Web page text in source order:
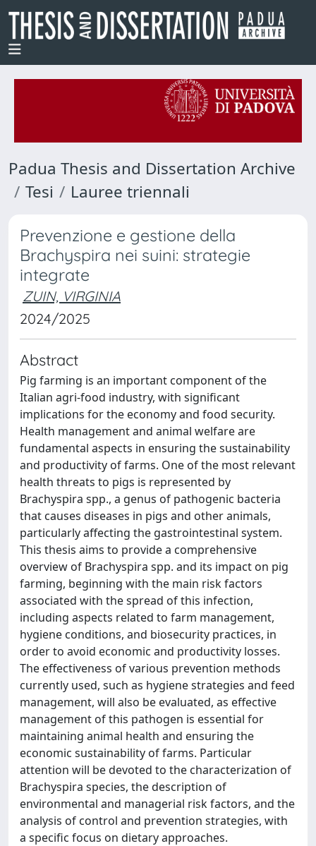
Padua Thesis and Dissertation Archive
Tesi
Lauree triennali
Prevenzione e gestione della
Brachyspira nei suini: strategie
integrate
ZUIN, VIRGINIA
2024/2025
Abstract
Pig farming is an important component of the
Italian agri-food industry, with significant
implications for the economy and food security.
Health management and animal welfare are
fundamental aspects in ensuring the sustainability
and productivity of farms. One of the most relevant
health threats to pigs is represented by
Brachyspira spp., a genus of pathogenic bacteria
that causes diseases in pigs and other animals,
particularly affecting the gastrointestinal system.
This thesis aims to provide a comprehensive
overview of Brachyspira spp. and its impact on pig
farming, beginning with the main risk factors
associated with the spread of this infection,
including aspects related to farm management,
hygiene conditions, and biosecurity practices, in
order to avoid economic and productivity losses.
The effectiveness of various prevention methods
currently used, such as hygiene strategies and feed
management, will also be evaluated, as effective
management of this pathogen is essential for
maintaining animal health and ensuring the
economic sustainability of farms. Particular
attention will be devoted to the characterization of
Brachyspira species, the description of
environmental and managerial risk factors, and the
analysis of control and prevention strategies, with
a specific focus on dietary approaches.